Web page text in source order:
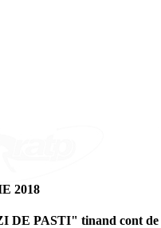
2018
DE PASTI" tinand cont